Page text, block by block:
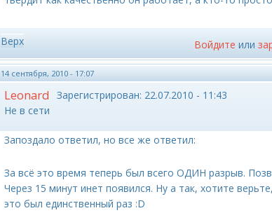
Верх Войдите или
14 сентября, 2010 - 17:07
Leonard
Не в сети
Зарегистрирован: 22.07.2010 - 11:43
Запоздало ответил, но все же ответил:
За всё это время теперь был всего ОДИН разрыв.
Через 15 минут инет появился. Ну а так, хотите
это был единственный раз :D